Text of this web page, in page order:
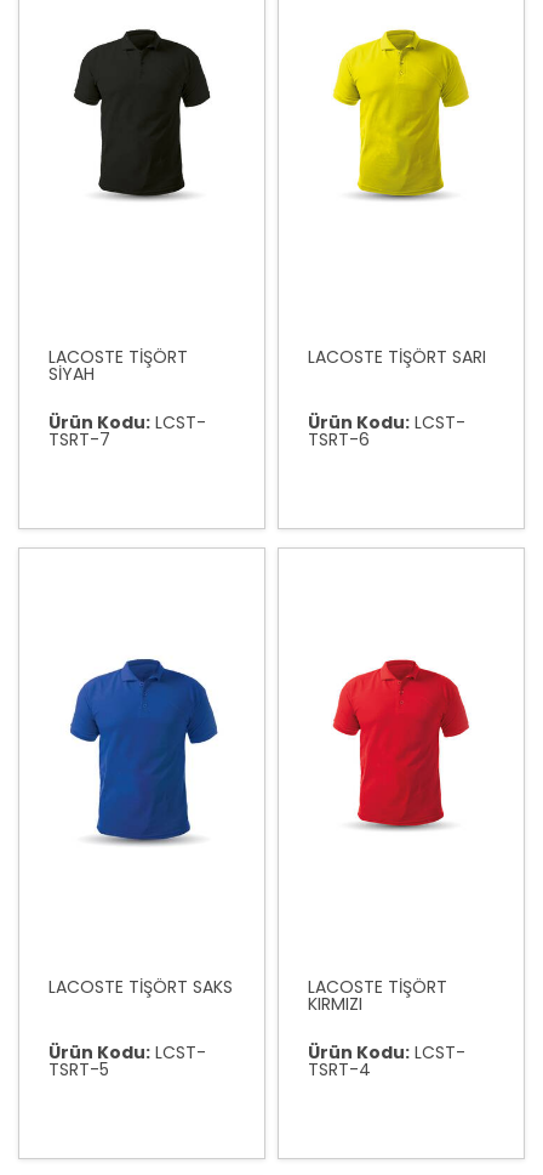
LACOSTE TİŞÖRT
SİYAH
Ürün Kodu: LCST-
TSRT-7
LACOSTE TİŞÖRT SARI
Ürün Kodu: LCST-
TSRT-6
LACOSTE TİŞÖRT SAKS
Ürün Kodu: LCST-
TSRT-5
LACOSTE TİŞÖRT
KIRMIZI
Ürün Kodu: LCST-
TSRT-4